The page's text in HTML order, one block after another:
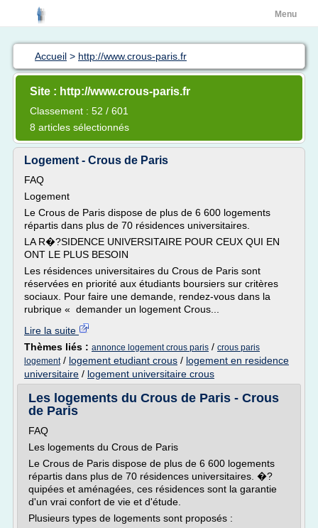
Menu
Accueil > http://www.crous-paris.fr
Site : http://www.crous-paris.fr
Classement : 52 / 601
8 articles sélectionnés
Logement - Crous de Paris
FAQ
Logement
Le Crous de Paris dispose de plus de 6 600 logements
répartis dans plus de 70 résidences universitaires.
LA R�?SIDENCE UNIVERSITAIRE POUR CEUX QUI EN
ONT LE PLUS BESOIN
Les résidences universitaires du Crous de Paris sont
réservées en priorité aux étudiants boursiers sur critères
sociaux. Pour faire une demande, rendez-vous dans la
rubrique « demander un logement Crous...
Lire la suite
Thèmes liés : annonce logement crous paris / crous paris
logement/ logement etudiant crous / logement en residence
universitaire / logement universitaire crous
Les logements du Crous de Paris - Crous
de Paris
FAQ
Les logements du Crous de Paris
Le Crous de Paris dispose de plus de 6 600 logements
répartis dans plus de 70 résidences universitaires. �?
quipées et aménagées, ces résidences sont la garantie
d'un vrai confort de vie et d'étude.
Plusieurs types de logements sont proposés :